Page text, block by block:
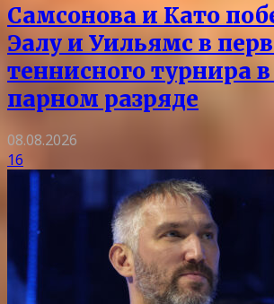
Самсонова и Като
Эалу и Уильямс в
теннисного турнира
парном разряде
08.08.2026
16